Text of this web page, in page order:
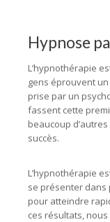
Hypnose
L’hypnothérapie
gens éprouvent
prise par un
fassent cette
beaucoup
succès.
L’hypnothérapie
se présenter dans
pour atteindre
ces résultats,